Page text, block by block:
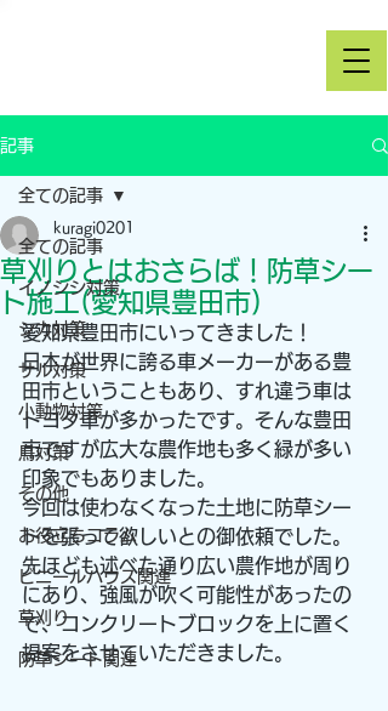
記事
全ての記事
イノシシ対策
シカ対策
サル対策
小動物対策
鳥対策
その他
お役立ちコラム
ビニールハウス関連
草刈り
防草シート関連
全ての記事
草刈りとはおさらば！防草シー
ト施工(愛知県豊田市)
kuragi0201
愛知県豊田市にいってきました！
日本が世界に誇る車メーカーがある豊
田市ということもあり、すれ違う車は
トヨタ車が多かったです。そんな豊田
市ですが広大な農作地も多く緑が多い
印象でもありました。
今回は使わなくなった土地に防草シー
トを張って欲しいとの御依頼でした。
先ほども述べた通り広い農作地が周り
にあり、強風が吹く可能性があったの
で、コンクリートブロックを上に置く
提案をさせていただきました。